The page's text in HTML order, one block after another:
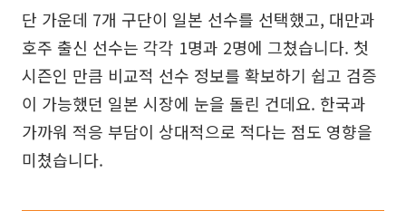
단 가운데 7개 구단이 일본 선수를 선택했고, 대만과
호주 출신 선수는 각각 1명과 2명에 그쳤습니다. 첫
시즌인 만큼 비교적 선수 정보를 확보하기 쉽고 검증
이 가능했던 일본 시장에 눈을 돌린 건데요. 한국과
가까워 적응 부담이 상대적으로 적다는 점도 영향을
미쳤습니다.